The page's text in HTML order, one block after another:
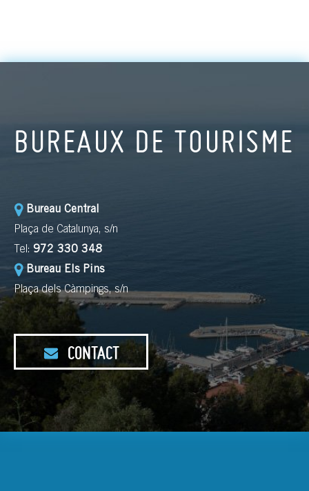
BUREAUX DE TOURISME
Bureau Central
Plaça de Catalunya, s/n
Tel: 972 330 348
Bureau Els Pins
Plaça dels Càmpings, s/n
CONTACT